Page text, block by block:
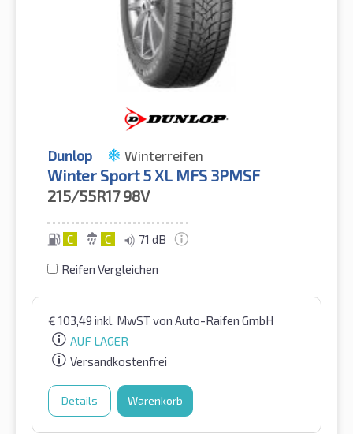
Dunlop Winterreifen
Winter Sport 5 XL MFS 3PMSF
215/55R17 98V
C C 71 dB
Reifen Vergleichen
€ 103,49 inkl. MwSTvon Auto-Raifen GmbH
AUF LAGER
Versandkostenfrei
Details Warenkorb